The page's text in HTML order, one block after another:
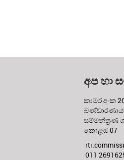
අප හා
කාමර අංක
සම්මන්ත්‍රණ
කොළඹ 07
011